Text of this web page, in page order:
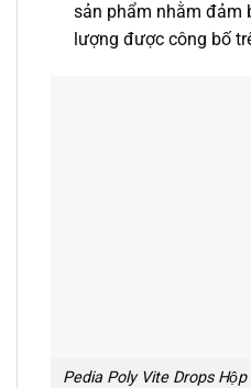
sản phẩm nhằm đảm
lượng được công bố
Pedia Poly Vite Drops